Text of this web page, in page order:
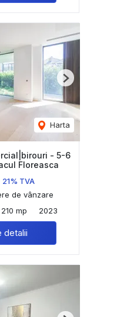
Harta
Next
- 5-6
Floreasca
21% TVA
de vânzare
210 mp 2023
detalii